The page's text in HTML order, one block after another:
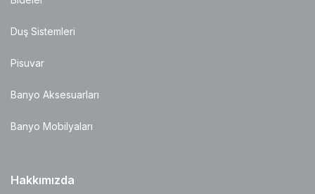
Duş Sistemleri
Pisuvar
Banyo Aksesuarları
Banyo Mobilyaları
Hakkımızda